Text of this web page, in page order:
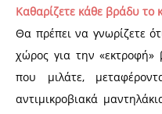
Καθαρίζετε κάθε βράδυ το
Θα πρέπει να γνωρίζετε
χώρος για την
που μιλάτε,
αντιμικροβιακά